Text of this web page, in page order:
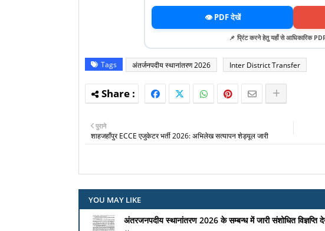
👁️ PDF देखें
📌 प्रिंट करने हेतु यहाँ से आधिकारिक
Tags अंतर्जनपदीय स्थानांतरण 2026 Inter District Transfer
पुराने
शाहजहाँपुर ECCE एजुकेटर भर्ती 2026: अभिलेख सत्यापन शेड्यूल जारी
YOU MAY LIKE
अंतरजनपदीय स्थानांतरण 2026 के सम्बन्ध में जारी संशोधित विज्ञप्ति